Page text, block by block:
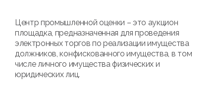
Центр промышленной оценки – это аукцион
площадка, предназначенная для проведения
электронных торгов по реализации имущества
должников, конфискованного имущества, в том
числе личного имущества физических и
юридических лиц.